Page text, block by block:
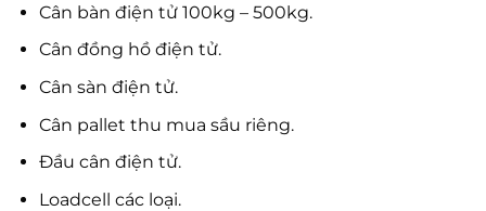
Cân bàn điện tử 100kg – 500kg.
Cân đồng hồ điện tử.
Cân sàn điện tử.
Cân pallet thu mua sầu riêng.
Đầu cân điện tử.
Loadcell các loại.